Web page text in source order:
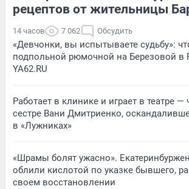
рецептов от жительницы
14 часов 7 062 Обсудить
«Девчонки, вы испытываете судьбу»:
подпольной рюмочной на Березовой в
YA62.RU
Работает в клинике и играет в театре —
сестре Вани Дмитриенко,
в «Лужниках»
«Шрамы болят ужасно».
облили кислотой по указке бывшего,
своем восстановлении